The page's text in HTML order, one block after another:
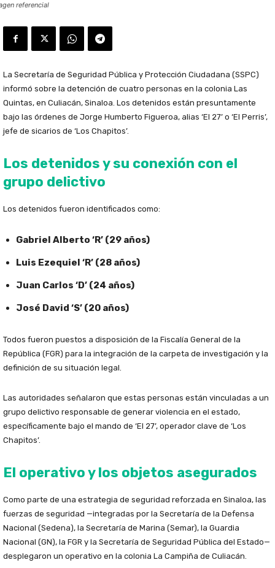
referencial
La Secretaría de Seguridad Pública y Protección Ciudadana (SSPC)
informó sobre la detención de cuatro personas en la colonia Las
Quintas, en Culiacán, Sinaloa. Los detenidos están presuntamente
bajo las órdenes de Jorge Humberto Figueroa, alias ‘El 27’ o ‘El Perris’,
jefe de sicarios de ‘Los Chapitos’.
Los detenidos y su conexión con el
grupo delictivo
Los detenidos fueron identificados como:
Gabriel Alberto ‘R’ (29 años)
Luis Ezequiel ‘R’ (28 años)
Juan Carlos ‘D’ (24 años)
José David ‘S’ (20 años)
Todos fueron puestos a disposición de la Fiscalía General de la
República (FGR) para la integración de la carpeta de investigación y la
definición de su situación legal.
Las autoridades señalaron que estas personas están vinculadas a un
grupo delictivo responsable de generar violencia en el estado,
específicamente bajo el mando de ‘El 27’, operador clave de ‘Los
Chapitos’.
El operativo y los objetos asegurados
Como parte de una estrategia de seguridad reforzada en Sinaloa, las
fuerzas de seguridad —integradas por la Secretaría de la Defensa
Nacional (Sedena), la Secretaría de Marina (Semar), la Guardia
Nacional (GN), la FGR y la Secretaría de Seguridad Pública del Estado—
desplegaron un operativo en la colonia La Campiña de Culiacán.